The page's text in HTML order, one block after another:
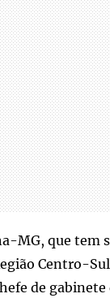
MG, que tem
Centro-
de